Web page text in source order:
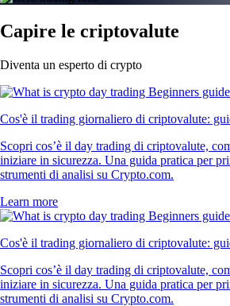
Capire le criptovalute
Diventa un esperto di crypto
Cos'è il trading giornaliero di criptovalute:
Scopri cos’è il day trading di criptovalute,
iniziare in sicurezza. Una guida pratica per
strumenti di analisi su Crypto.com.
Learn more
Cos'è il trading giornaliero di criptovalute:
Scopri cos’è il day trading di criptovalute,
iniziare in sicurezza. Una guida pratica per
strumenti di analisi su Crypto.com.